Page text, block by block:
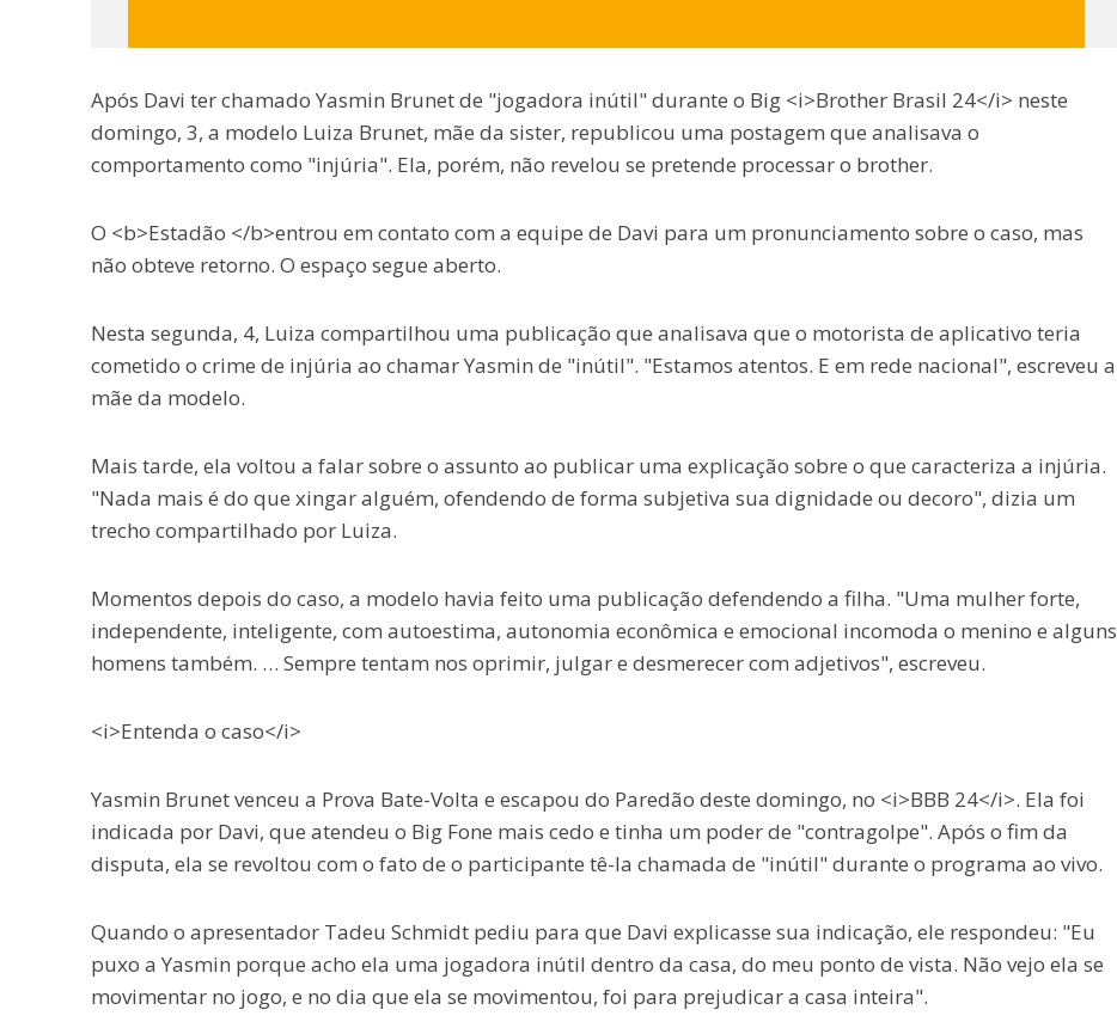
Após Davi ter chamado Yasmin Brunet de "jogadora inútil" durante o Big <i>Brother Brasil 24</i> neste
domingo, 3, a modelo Luiza Brunet, mãe da sister, republicou uma postagem que analisava o
comportamento como "injúria". Ela, porém, não revelou se pretende processar o brother.
O <b>Estadão </b>entrou em contato com a equipe de Davi para um pronunciamento sobre o caso, mas
não obteve retorno. O espaço segue aberto.
Nesta segunda, 4, Luiza compartilhou uma publicação que analisava que o motorista de aplicativo teria
cometido o crime de injúria ao chamar Yasmin de "inútil". "Estamos atentos. E em rede nacional", escreveu a
mãe da modelo.
Mais tarde, ela voltou a falar sobre o assunto ao publicar uma explicação sobre o que caracteriza a injúria.
"Nada mais é do que xingar alguém, ofendendo de forma subjetiva sua dignidade ou decoro", dizia um
trecho compartilhado por Luiza.
Momentos depois do caso, a modelo havia feito uma publicação defendendo a filha. "Uma mulher forte,
independente, inteligente, com autoestima, autonomia econômica e emocional incomoda o menino e alguns
homens também. … Sempre tentam nos oprimir, julgar e desmerecer com adjetivos", escreveu.
<i>Entenda o caso</i>
Yasmin Brunet venceu a Prova Bate-Volta e escapou do Paredão deste domingo, no <i>BBB 24</i>. Ela foi
indicada por Davi, que atendeu o Big Fone mais cedo e tinha um poder de "contragolpe". Após o fim da
disputa, ela se revoltou com o fato de o participante tê-la chamada de "inútil" durante o programa ao vivo.
Quando o apresentador Tadeu Schmidt pediu para que Davi explicasse sua indicação, ele respondeu: "Eu
puxo a Yasmin porque acho ela uma jogadora inútil dentro da casa, do meu ponto de vista. Não vejo ela se
movimentar no jogo, e no dia que ela se movimentou, foi para prejudicar a casa inteira".